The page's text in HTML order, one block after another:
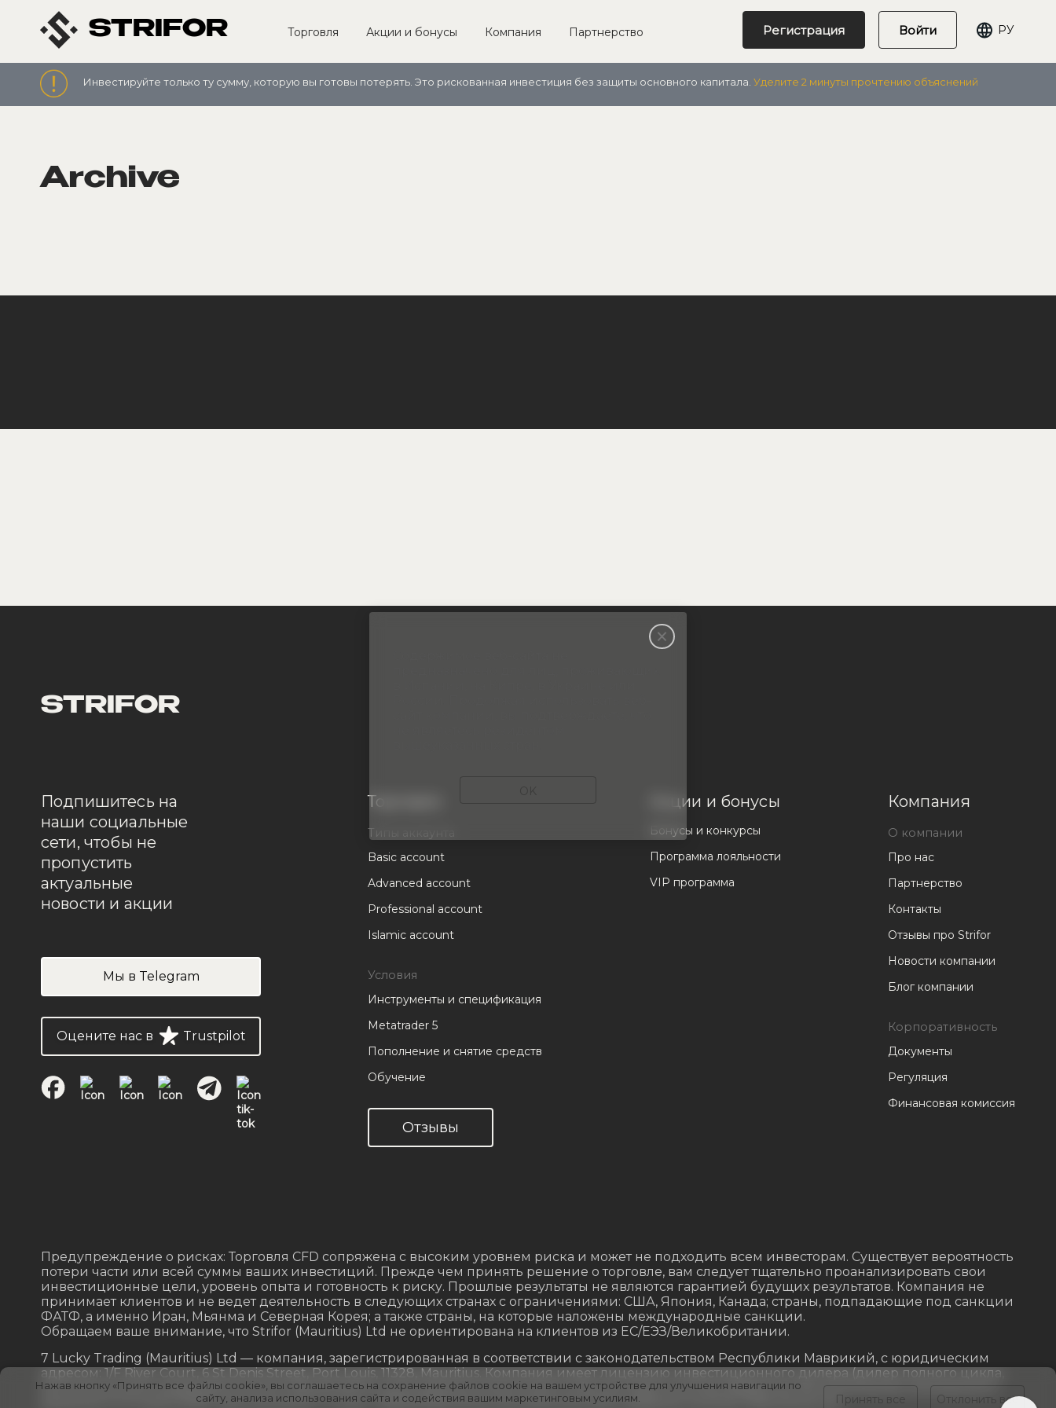
STRIFOR Торговля Акции и бонусы Компания Партнерство Регистрация Войти РУ
Инвестируйте только ту сумму, которую вы готовы потерять. Это рискованная инвестиция без защиты основного капитала. Уделите 2 минуты прочтению объяснений
Archive
STRIFOR
Подпишитесь на
наши социальные
сети, чтобы не
пропустить
актуальные
новости и акции
Мы в Telegram
Оцените нас в Trustpilot
Торговля
Типы аккаунта
Basic account
Advanced account
Professional account
Islamic account
Условия
Инструменты и спецификация
Metatrader 5
Пополнение и снятие средств
Обучение
Отзывы
Акции и бонусы
Бонусы и конкурсы
Программа лояльности
VIP программа
Компания
О компании
Про нас
Партнерство
Контакты
Отзывы про Strifor
Новости компании
Блог компании
Корпоративность
Документы
Регуляция
Финансовая комиссия
Предупреждение о рисках: Торговля CFD сопряжена с высоким уровнем риска и может не подходить всем инвесторам. Существует вероятность
потери части или всей суммы ваших инвестиций. Прежде чем принять решение о торговле, вам следует тщательно проанализировать свои
инвестиционные цели, уровень опыта и готовность к риску. Прошлые результаты не являются гарантией будущих результатов. Компания не
принимает клиентов и не ведет деятельность в следующих странах с ограничениями: США, Япония, Канада; страны, подпадающие под санкции
ФАТФ, а именно Иран, Мьянма и Северная Корея; а также страны, на которые наложены международные санкции.
Обращаем ваше внимание, что Strifor (Mauritius) Ltd не ориентирована на клиентов из ЕС/ЕЭЗ/Великобритании.
7 Lucky Trading (Mauritius) Ltd — компания, зарегистрированная в соответствии с законодательством Республики Маврикий, с юридическим
адресом: 1/F River Court, 6 St Denis Street, Port Louis, 11328, Mauritius. Компания имеет лицензию инвестиционного дилера (дилер полного цикла,
за исключением андеррайтинга) № GB23202670 и регулируется Комиссией по финансовым услугам Маврикия. Во исполнение письменного
решения от 21 июля 2025 года компания 7 Lucky Trading (Mauritius) Ltd изменила свое название на Strifor (Mauritius) Ltd.
Нажав кнопку «Принять все файлы cookie», вы соглашаетесь на сохранение файлов cookie на вашем устройстве для улучшения навигации по
сайту, анализа использования сайта и содействия вашим маркетинговым усилиям.
Принять все Отклонить все